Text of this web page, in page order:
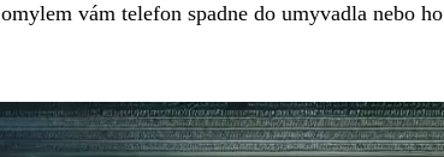
vám telefon spadne do umyvadla nebo ho